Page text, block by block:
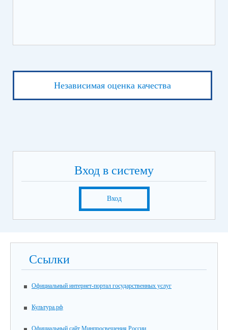
Независимая оценка качества
Вход в систему
Вход
Ссылки
Официальный интернет-портал государственных услуг
Культура.рф
Официальный сайт Минпросвещения России